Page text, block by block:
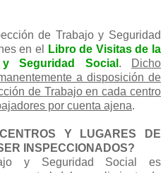
de Trabajo y Seguridad
en el
Libro de Visitas de la
Seguridad Social .
Dicho
a disposición de
de Trabajo en cada centro
por cuenta ajena.
Y LUGARES DE
INSPECCIONADOS?
y Seguridad Social es